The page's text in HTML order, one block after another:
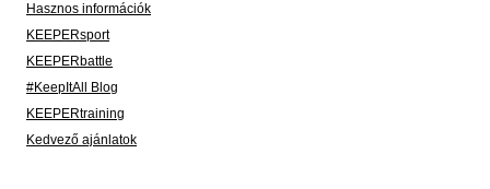
Hasznos információk
KEEPERsport
KEEPERbattle
#KeepItAll Blog
KEEPERtraining
Kedvező ajánlatok